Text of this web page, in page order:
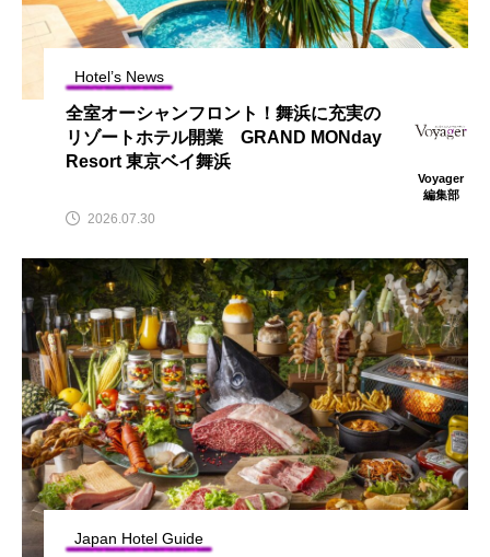
Hotel’s News
全室オーシャンフロント！舞浜に充実の
リゾートホテル開業 GRAND MONday
Resort 東京ベイ舞浜
Voyager
編集部
2026.07.30
Japan Hotel Guide